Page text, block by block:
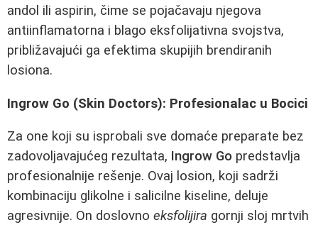
andol ili aspirin, čime se pojačavaju njegova
antiinflamatorna i blago eksfolijativna svojstva,
približavajući ga efektima skupijih brendiranih
losiona.
Ingrow Go (Skin Doctors): Profesionalac u Bocici
Za one koji su isprobali sve domaće preparate bez
zadovoljavajućeg rezultata, Ingrow Go predstavlja
profesionalnije rešenje. Ovaj losion, koji sadrži
kombinaciju glikolne i salicilne kiseline, deluje
agresivnije. On doslovno eksfolijira gornji sloj mrtvih